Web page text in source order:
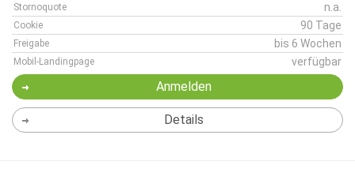
Stornoquote n.a.
Cookie 90 Tage
Freigabe bis 6 Wochen
Mobil-Landingpage verfügbar
Anmelden
Details